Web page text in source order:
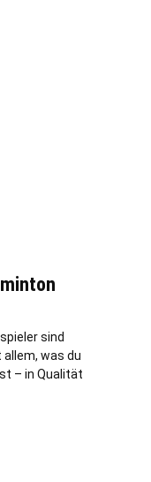
sind
allem, was du
– in Qualität